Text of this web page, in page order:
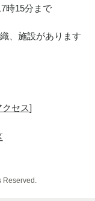
時15分まで
、施設があります
セス]